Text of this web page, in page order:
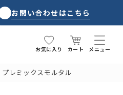
お問い合わせはこちら
お気に入り カート メニュー
プレミックスモルタル